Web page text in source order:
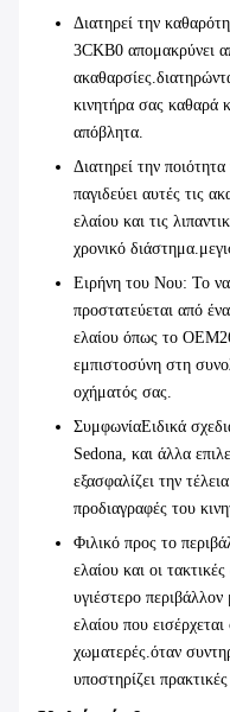
Διατηρεί την
3CKB0 απομακρύνει
κινητήρα σας καθαρά
απόβλητα.
Διατηρεί την
παγιδεύει αυτές τις
ελαίου και τις
χρονικό
Ειρήνη του Νου: Το να
προστατεύεται από
ελαίου όπως το
εμπιστοσύνη στη
οχήματός σας.
ΣυμφωνίαΕιδικά
Sedona, και άλλα
εξασφαλίζει την
προδιαγραφές του
Φιλικό προς το
ελαίου και οι
υγιέστερο
ελαίου που
χωματερές.όταν
υποστηρίζει